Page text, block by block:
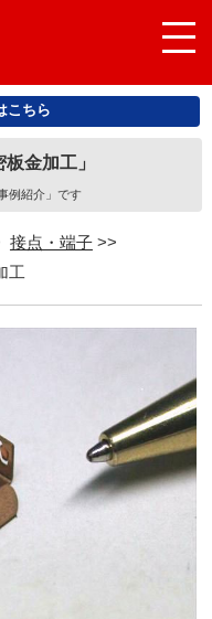
こちら
金加工」
例紹介」です
接点・端子>>
工